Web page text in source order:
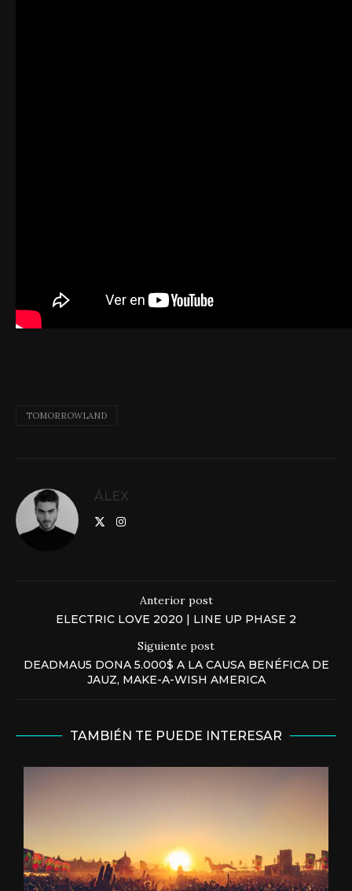
TOMORROWLAND
ÁLEX
Anterior post
ELECTRIC LOVE 2020 | LINE UP PHASE 2
Siguiente post
DEADMAU5 DONA 5.000$ A LA CAUSA BENÉFICA DE
JAUZ, MAKE-A-WISH AMERICA
TAMBIÉN TE PUEDE INTERESAR